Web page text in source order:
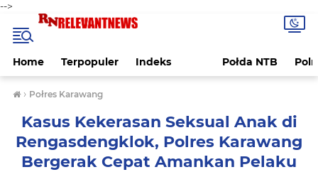
-->
Home Terpopuler Indeks Połda NTB
› Połres Karawang
Kasus Kekerasan Seksual Anak di
Rengasdengklok, Polres Karawang
Bergerak Cepat Amankan Pelaku